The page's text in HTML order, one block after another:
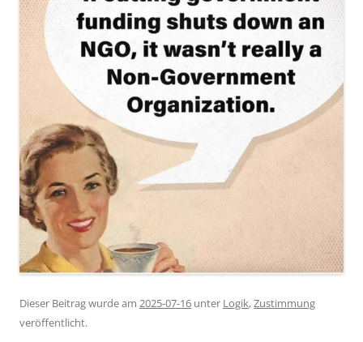
Dieser Beitrag wurde am 2025-07-16 unter Logik,Zustimmung
veröffentlicht.